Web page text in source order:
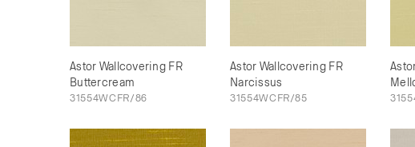
Astor Wallcovering FR
Buttercream
31554WCFR/86
Astor Wallcovering FR
Narcissus
31554WCFR/85